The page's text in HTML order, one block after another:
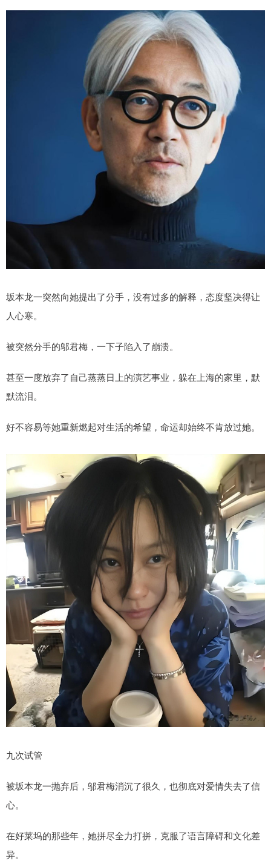
坂本龙一突然向她提出了分手，没有过多的解释，态度坚决得让
人心寒。
被突然分手的邬君梅，一下子陷入了崩溃。
甚至一度放弃了自己蒸蒸日上的演艺事业，躲在上海的家里，默
默流泪。
好不容易等她重新燃起对生活的希望，命运却始终不肯放过她。
九次试管
被坂本龙一抛弃后，邬君梅消沉了很久，也彻底对爱情失去了信
心。
在好莱坞的那些年，她拼尽全力打拼，克服了语言障碍和文化差
异。